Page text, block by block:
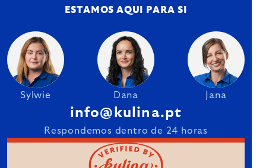
ESTAMOS AQUI PARA SI
Sylwie Dana Jana
info@kulina.pt
Respondemos dentro de 24 horas